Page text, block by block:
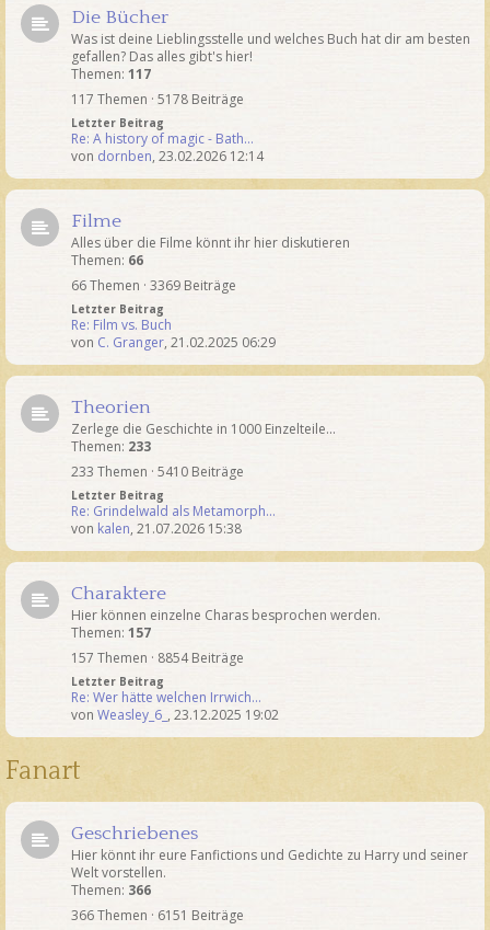
Die Bücher
Was ist deine Lieblingsstelle und welches Buch hat dir am besten
gefallen? Das alles gibt's hier!
Themen: 117
117 Themen · 5178 Beiträge
Letzter Beitrag
Re: A history of magic - Bath…
von dornben, 23.02.2026 12:14
Filme
Alles über die Filme könnt ihr hier diskutieren
Themen: 66
66 Themen · 3369 Beiträge
Letzter Beitrag
Re: Film vs. Buch
von C. Granger, 21.02.2025 06:29
Theorien
Zerlege die Geschichte in 1000 Einzelteile...
Themen: 233
233 Themen · 5410 Beiträge
Letzter Beitrag
Re: Grindelwald als Metamorph…
von kalen, 21.07.2026 15:38
Charaktere
Hier können einzelne Charas besprochen werden.
Themen: 157
157 Themen · 8854 Beiträge
Letzter Beitrag
Re: Wer hätte welchen Irrwich…
von Weasley_6_ , 23.12.2025 19:02
Fanart
Geschriebenes
Hier könnt ihr eure Fanfictions und Gedichte zu Harry und seiner
Welt vorstellen.
Themen: 366
366 Themen · 6151 Beiträge